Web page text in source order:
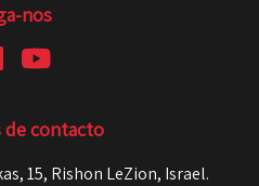
nos
de contacto
15, Rishon LeZion, Israel.